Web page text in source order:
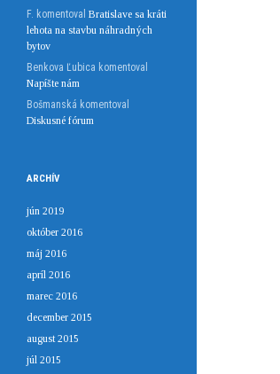
F. komentoval Bratislave sa kráti
lehota na stavbu náhradných
bytov
Benkova Ľubica komentoval
Napíšte nám
Bošmanská komentoval
Diskusné fórum
ARCHÍV
jún 2019
október 2016
máj 2016
apríl 2016
marec 2016
december 2015
august 2015
júl 2015